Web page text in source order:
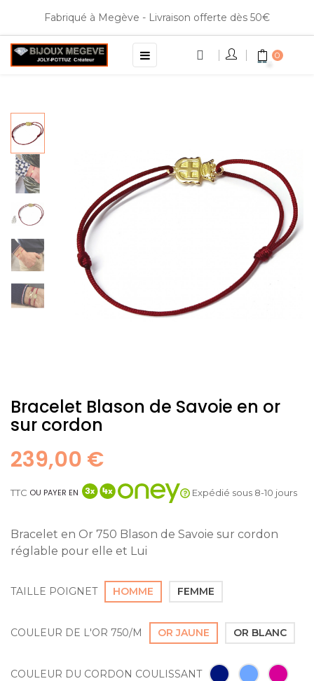
Fabriqué à Megève - Livraison offerte dès 50€
Basculer
la
☰ 0
Bracelet Blason de Savoie en or
sur cordon
239,00 €
TTC OU PAYER EN Expédié sous 8-10 jours
Bracelet en Or 750 Blason de Savoie sur cordon
réglable pour elle et Lui
TAILLE POIGNET HOMME FEMME
COULEUR DE L'OR 750/M OR JAUNE OR BLANC
COULEUR DU CORDON COULISSANT